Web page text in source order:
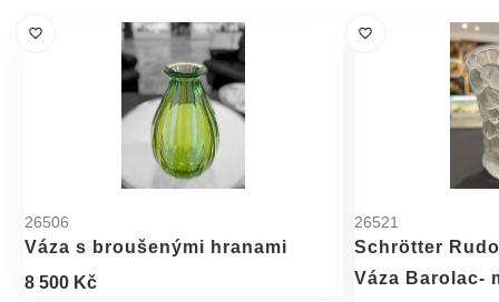
26506
Váza s broušenými hranami
8 500 Kč
26521
Schrötter
Váza Barolac-